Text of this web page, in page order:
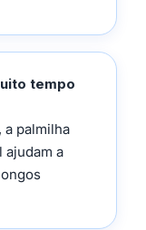
tempo
a palmilha
a